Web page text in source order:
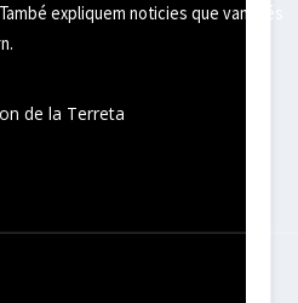
expliquem noticies que van més
de la Terreta